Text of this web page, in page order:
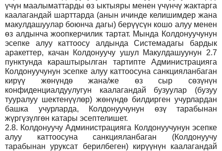
үчүн маалыматтарды өз ыктыяры менен үчүнчү жактарга
каалагандай шарттарда (анын ичинде келишимдер жана
макулдашуулар боюнча дагы) берүүсүн кошо алуу менен
өз алдынча жоопкерчилик тартат. Мында Колдонуучунун
эсепке алуу каттоосу алдында Системадагы бардык
аракеттер, качан Колдонуучу ушул Макулдашуунун 2.7
пунктунда караштырылган тартипте Администрацияга
Колдонуучунун эсепке алуу каттоосуна санкцияланбаган
кирүү жөнүндө жана/же өз сыр сөзүнүн
конфиденциалдуулугун каалагандай бузуулар (бузуу
тууралуу шектенүүлөр) жөнүндө билдирген учурлардан
башка учурларда, Колдонуучунун өзү тарабынан
жүргүзүлгөн катары эсептелишет.
2.8. Колдонуучу Администрацияга Колдонуучунун эсепке
алуу каттоосуна санкцияланбаган (Колдонуучу
тарабынан уруксат берилбеген) кирүүнүн каалагандай